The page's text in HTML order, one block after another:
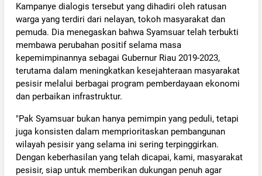
Kampanye dialogis tersebut yang dihadiri oleh ratusan
warga yang terdiri dari nelayan, tokoh masyarakat dan
pemuda. Dia menegaskan bahwa Syamsuar telah terbukti
membawa perubahan positif selama masa
kepemimpinannya sebagai Gubernur Riau 2019-2023,
terutama dalam meningkatkan kesejahteraan masyarakat
pesisir melalui berbagai program pemberdayaan ekonomi
dan perbaikan infrastruktur.
"Pak Syamsuar bukan hanya pemimpin yang peduli, tetapi
juga konsisten dalam memprioritaskan pembangunan
wilayah pesisir yang selama ini sering terpinggirkan.
Dengan keberhasilan yang telah dicapai, kami, masyarakat
pesisir, siap untuk memberikan dukungan penuh agar